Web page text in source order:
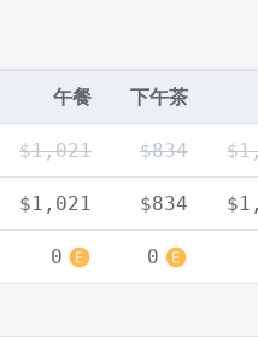
午餐 下午茶
$1,021 $834
$1,021 $834
0 0